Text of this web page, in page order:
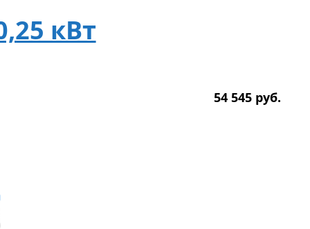
кВт
54 545 руб.